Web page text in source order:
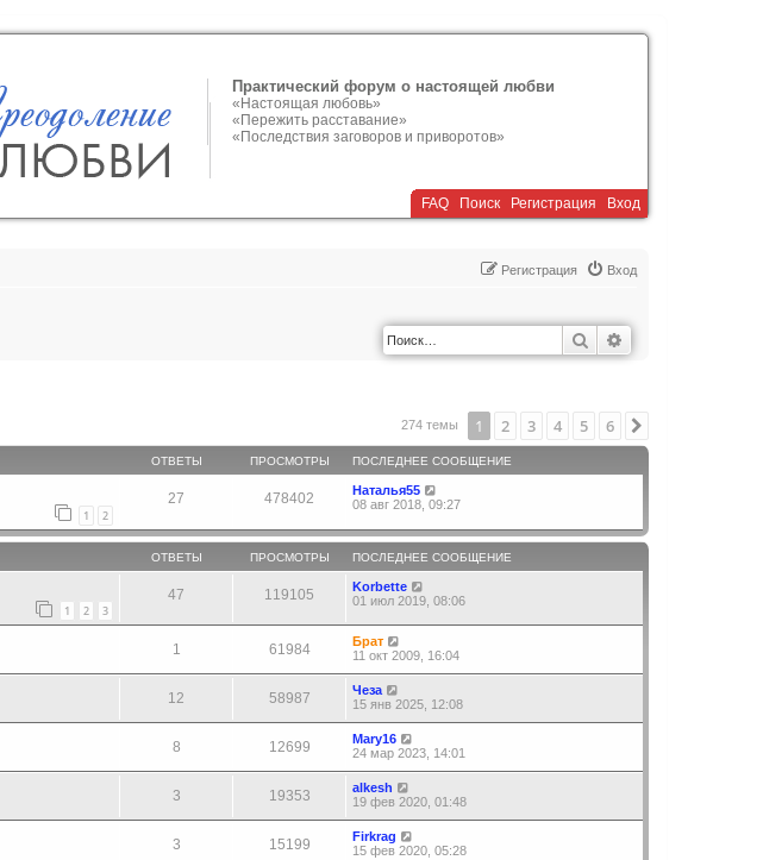
Практический форум о настоящей любви
«Настоящая любовь»
«Пережить расставание»
«Последствия заговоров и приворотов»
FAQ Поиск Регистрация Вход
Вход
Регистрация
Поиск
274 темы 1 2 3 4 5 6
ОТВЕТЫ ПРОСМОТРЫ ПОСЛЕДНЕЕ СООБЩЕНИЕ
1 2
27 478402
Наталья55
08 авг 2018, 09:27
ОТВЕТЫ ПРОСМОТРЫ ПОСЛЕДНЕЕ СООБЩЕНИЕ
1 2 3
47 119105
Korbette
01 июл 2019, 08:06
1 61984
Брат
11 окт 2009, 16:04
12 58987
Чеза
15 янв 2025, 12:08
8 12699
Mary16
24 мар 2023, 14:01
3 19353
alkesh
19 фев 2020, 01:48
3 15199
Firkrag
15 фев 2020, 05:28